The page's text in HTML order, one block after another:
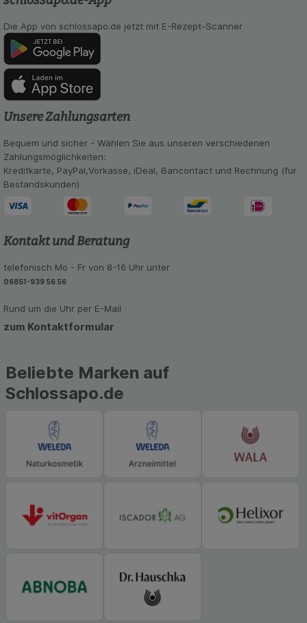
anzuzeigen und unser Partnerprogramm zu
betreiben.
Statistik & Tracking:
Informationen über die Art und Weise der Nutzung
unserer Website sammeln, mit deren Hilfe wir
unsere Website weiter für Sie optimieren können,
den Inhalt auf unserer Website aber auch die
zu gestalten. Bitte beachten Sie, dass Daten
hierfür teilweise an Dritte wie z.B. Google oder
soziale Medien übertragen werden.
Die App von schlossapo.de jetzt mit E-Rezept-Scanner
Unsere Zahlungsarten
Bequem und sicher - Wählen Sie aus unseren verschiedenen
Zahlungsmöglichkeiten:
Kreditkarte, PayPal,Vorkasse, iDeal, Bancontact und Rechnung (für
Bestandskunden)
Kontakt und Beratung
telefonisch Mo - Fr von 8-16 Uhr unter
06851-939 56 56
Rund um die Uhr per E-Mail
zum Kontaktformular
Beliebte Marken auf
Schlossapo.de